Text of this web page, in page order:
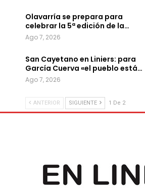
Olavarría se prepara para
celebrar la 5ª edición de la…
Ago 7, 2026
San Cayetano en Liniers: para
García Cuerva «el pueblo está…
Ago 7, 2026
ANTERIOR SIGUIENTE 1 De 2